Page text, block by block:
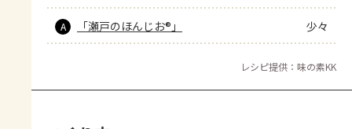
A 「瀬戸のほんじお®」 少々
レシピ提供：味の素KK